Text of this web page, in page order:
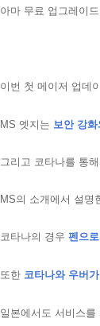
아마 무료 업그레이
이번 첫 메이저 업데
MS 엣지는 보안 강
그리고 코타나를 통해
MS의 소개에서 설명
코타나의 경우 펜으
또한 코타나와 우버
일본에서도 서비스